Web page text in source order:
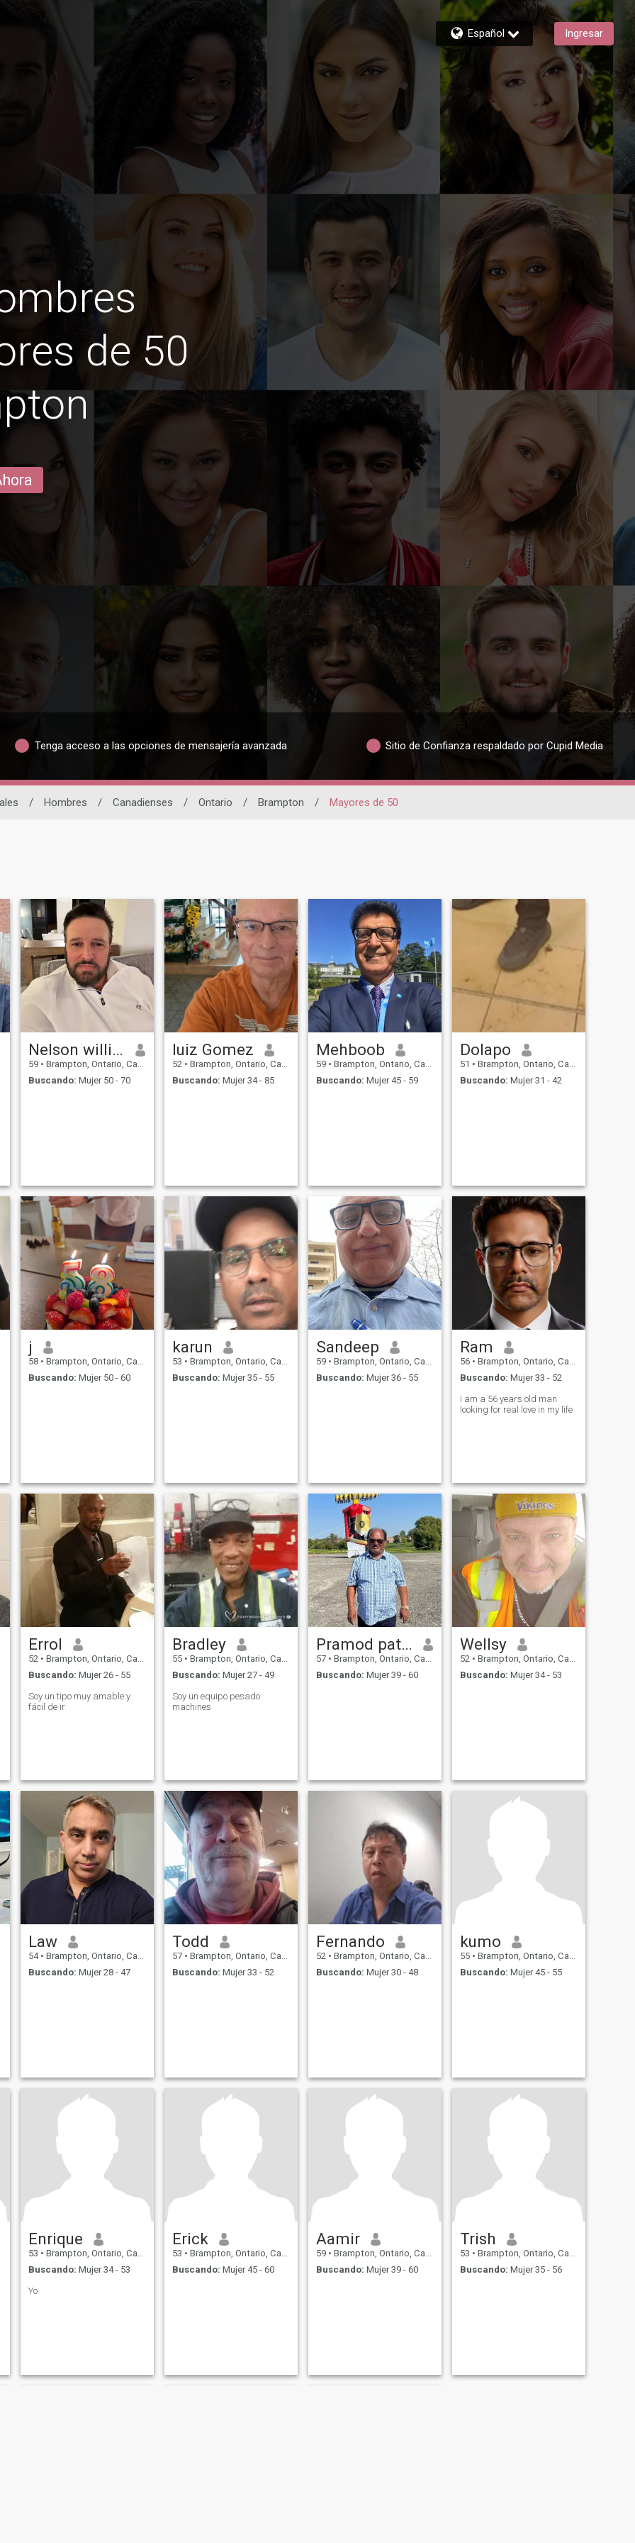
Español Ingresar
de 50
Tenga acceso a las opciones de mensajería avanzada Sitio de Confianza respaldado por Cupid Media
/ Hombres / Canadienses / Ontario / Brampton / Mayores de 50
Nelson williams
59 • Brampton, Ontario, Canadá
Buscando: Mujer 50 - 70
luiz Gomez
52 • Brampton, Ontario, Canadá
Buscando: Mujer 34 - 85
Mehboob
59 • Brampton, Ontario, Canadá
Buscando: Mujer 45 - 59
Dolapo
51 • Brampton, Ontario, Canadá
Buscando: Mujer 31 - 42
j
58 • Brampton, Ontario, Canadá
Buscando: Mujer 50 - 60
karun
53 • Brampton, Ontario, Canadá
Buscando: Mujer 35 - 55
Sandeep
59 • Brampton, Ontario, Canadá
Buscando: Mujer 36 - 55
Ram
56 • Brampton, Ontario, Canadá
Buscando: Mujer 33 - 52
I am a 56 years old man
looking for real love in my life
Errol
52 • Brampton, Ontario, Canadá
Buscando: Mujer 26 - 55
Soy un tipo muy amable y
fácil de ir
Bradley
55 • Brampton, Ontario, Canadá
Buscando: Mujer 27 - 49
Soy un equipo pesado
machines
Pramod patel
57 • Brampton, Ontario, Canadá
Buscando: Mujer 39 - 60
Wellsy
52 • Brampton, Ontario, Canadá
Buscando: Mujer 34 - 53
Law
54 • Brampton, Ontario, Canadá
Buscando: Mujer 28 - 47
Todd
57 • Brampton, Ontario, Canadá
Buscando: Mujer 33 - 52
Fernando
52 • Brampton, Ontario, Canadá
Buscando: Mujer 30 - 48
kumo
55 • Brampton, Ontario, Canadá
Buscando: Mujer 45 - 55
Enrique
53 • Brampton, Ontario, Canadá
Buscando: Mujer 34 - 53
Yo
Erick
53 • Brampton, Ontario, Canadá
Buscando: Mujer 45 - 60
Aamir
59 • Brampton, Ontario, Canadá
Buscando: Mujer 39 - 60
Trish
53 • Brampton, Ontario, Canadá
Buscando: Mujer 35 - 56